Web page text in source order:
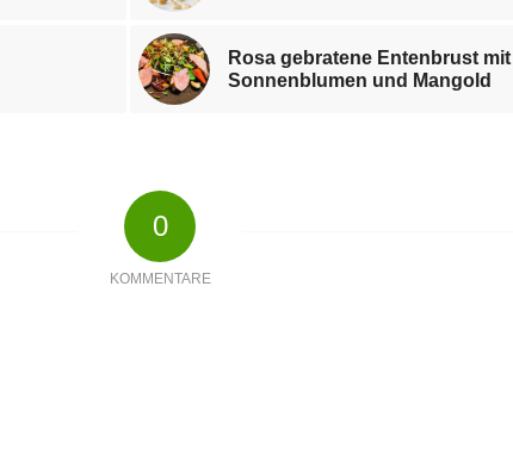
Rosa gebratene Entenbrust mit
Sonnenblumen und Mangold
0
KOMMENTARE